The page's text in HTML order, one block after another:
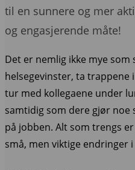
til en sunnere og mer
og engasjerende måte!
Det er nemlig ikke mye
helsegevinster, ta trappene
tur med kollegaene under
samtidig som dere gjør
på jobben. Alt som trengs
små, men viktige endringer